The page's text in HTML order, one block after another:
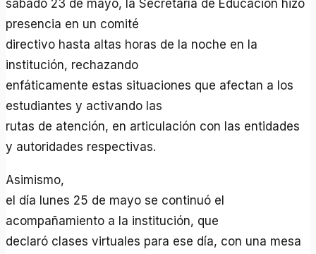
sábado 23 de mayo, la Secretaría de Educación hizo
presencia en un comité
directivo hasta altas horas de la noche en la
institución, rechazando
enfáticamente estas situaciones que afectan a los
estudiantes y activando las
rutas de atención, en articulación con las entidades
y autoridades respectivas.
Asimismo,
el día lunes 25 de mayo se continuó el
acompañamiento a la institución, que
declaró clases virtuales para ese día, con una mesa